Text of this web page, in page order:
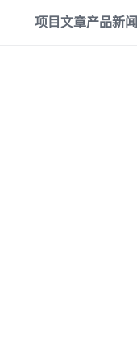
项目文章产品新闻